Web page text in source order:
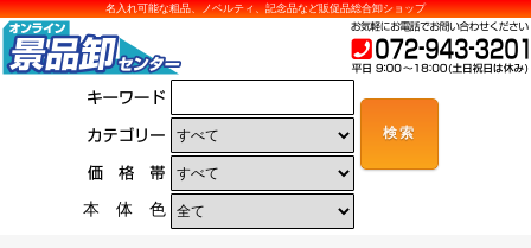
名入れ可能な粗品、ノベルティ、記念品など販促品総合卸ショップ
本 体 色